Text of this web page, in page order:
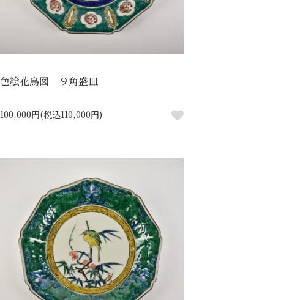
色絵花鳥図 ９角盛皿
100,000円(税込110,000円)